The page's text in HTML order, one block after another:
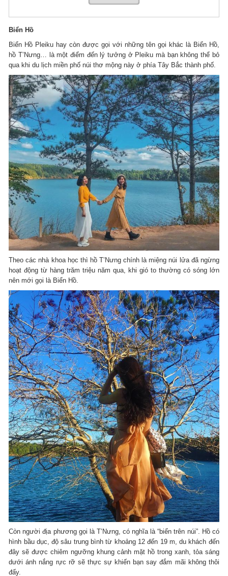
Biển Hồ
Biển Hồ Pleiku hay còn được gọi với những tên gọi khác là Biển Hồ,
hồ T’Nưng… là một điểm đến lý tưởng ở Pleiku mà bạn không thể bỏ
qua khi du lịch miền phố núi thơ mộng này ở phía Tây Bắc thành phố.
Theo các nhà khoa học thì hồ T’Nưng chính là miệng núi lửa đã ngừng
hoạt động từ hàng trăm triệu năm qua, khi gió to thường có sóng lớn
nên mới gọi là Biển Hồ.
Còn người địa phương gọi là T’Nưng, có nghĩa là “biển trên núi”. Hồ có
hình bầu dục, độ sâu trung bình từ khoảng 12 đến 19 m, du khách đến
đây sẽ được chiêm ngưỡng khung cảnh mặt hồ trong xanh, tỏa sáng
dưới ánh nắng rực rỡ sẽ thực sự khiến bạn say đắm mãi không thôi
đấy.